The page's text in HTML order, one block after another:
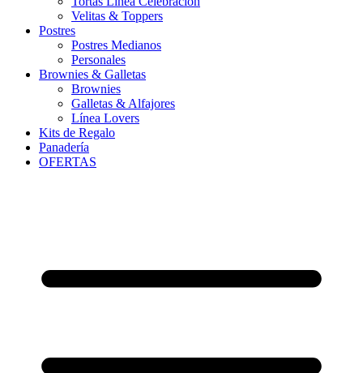
Velitas & Toppers
Postres
Postres Medianos
Personales
Brownies & Galletas
Brownies
Galletas & Alfajores
Línea Lovers
Kits de Regalo
Panadería
OFERTAS